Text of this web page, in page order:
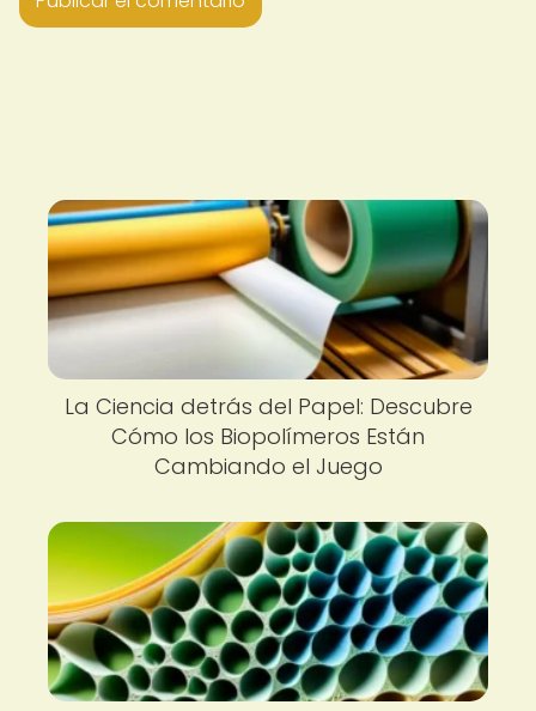
La Ciencia detrás del Papel: Descubre
Cómo los Biopolímeros Están
Cambiando el Juego